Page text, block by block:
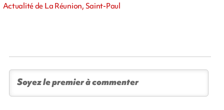
Actualité de La Réunion, Saint-Paul